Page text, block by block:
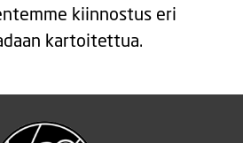
kiinnostus eri
kartoitettua.